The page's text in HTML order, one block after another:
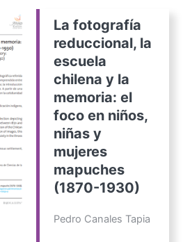
La fotografía
reduccional, la
escuela
chilena y la
memoria: el
foco en niños,
niñas y
mujeres
mapuches
(1870-1930)
Pedro Canales Tapia